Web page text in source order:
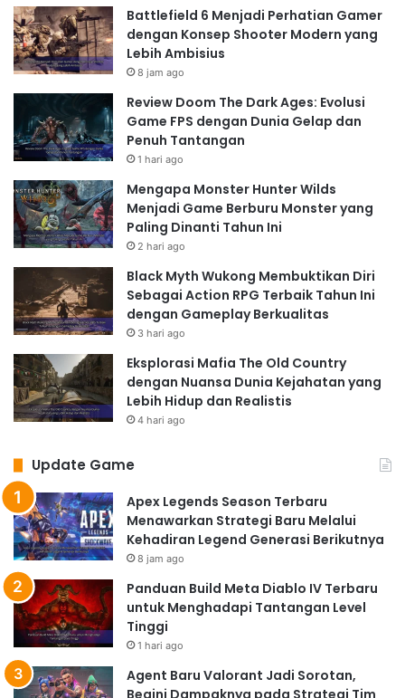
Meledak di Tahun Ini!
Game Aksi Petualangan yang
Mendebarkan
Game aksi petualangan selalu menjadi daya tarik
judul-judul baru yang menghadirkan grafis yang lebih
realistis, cerita yang lebih menarik, dan
gameplay yang
lebih inovatif. Perhatikan sistem pertarungan,
eksplorasi dunia, dan elemen-elemen cerita yang
ditawarkan. Apakah kamu lebih menyukai pertarungan
jarak dekat yang intens atau pertarungan jarak jauh
yang strategis? Pilihannya ada di tanganmu!
Game Balap dan Olahraga yang
Seru
Pecinta game balap dan olahraga juga akan
2025. Game balap akan menawarkan pengalaman
yang lebih realistis dengan fisika yang lebih akurat dan
detail kendaraan yang lebih rinci. Sementara itu, game
olahraga akan menghadirkan fitur-fitur baru yang
meningkatkan pengalaman bermain, seperti
peningkatan AI pemain, mode permainan baru, dan
grafis yang lebih memukau. Pilihlah game yang sesuai
dengan olahraga favoritmu dan pastikan kamu
memiliki kontroler yang nyaman untuk pengalaman
bermain yang optimal.
Battlefield 6 Menjadi Perhatian Gamer
dengan Konsep Shooter Modern yang
Lebih Ambisius
8 jam ago
Review Doom The Dark Ages: Evolusi
Game FPS dengan Dunia Gelap dan
Penuh Tantangan
1 hari ago
Mengapa Monster Hunter Wilds
Menjadi Game Berburu Monster yang
Paling Dinanti Tahun Ini
2 hari ago
Black Myth Wukong Membuktikan Diri
Sebagai Action RPG Terbaik Tahun Ini
dengan Gameplay Berkualitas
3 hari ago
Eksplorasi Mafia The Old Country
dengan Nuansa Dunia Kejahatan yang
Lebih Hidup dan Realistis
4 hari ago
Update Game
Apex Legends Season Terbaru
Menawarkan Strategi Baru Melalui
Kehadiran Legend Generasi Berikutnya
8 jam ago
Panduan Build Meta Diablo IV Terbaru
untuk Menghadapi Tantangan Level
Tinggi
1 hari ago
Agent Baru Valorant Jadi Sorotan,